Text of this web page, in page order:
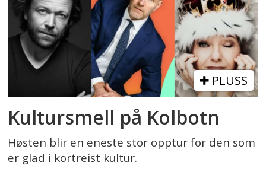
PLUSS
Kultursmell på Kolbotn
Høsten blir en eneste stor opptur for den som
er glad i kortreist kultur.